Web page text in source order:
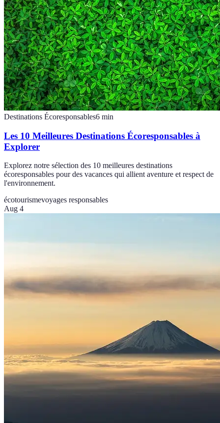
Destinations Écoresponsables6 min
Les 10 Meilleures Destinations Écoresponsables à
Explorer
Explorez notre sélection des 10 meilleures destinations
écoresponsables pour des vacances qui allient aventure et respect de
l'environnement.
écotourismevoyages responsables
Aug 4